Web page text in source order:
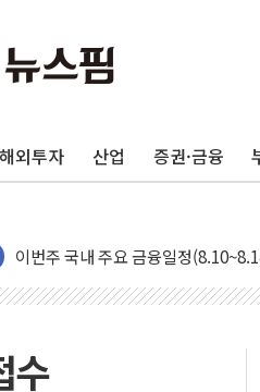
해외투자 산업 증권·금융
[속보] 민주, 인천 경선 결과 발표...
美, 이란전 출구전략 만지작…공습
강릉·동해·삼척 시간당 최대 50㎜
서울 중랑구 주택가서 흉기 난동
수